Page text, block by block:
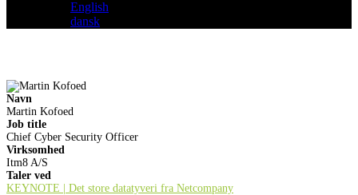
English
dansk
Navn
Martin Kofoed
Job title
Chief Cyber Security Officer
Virksomhed
Itm8 A/S
Taler ved
KEYNOTE | Det store datatyveri fra Netcompany